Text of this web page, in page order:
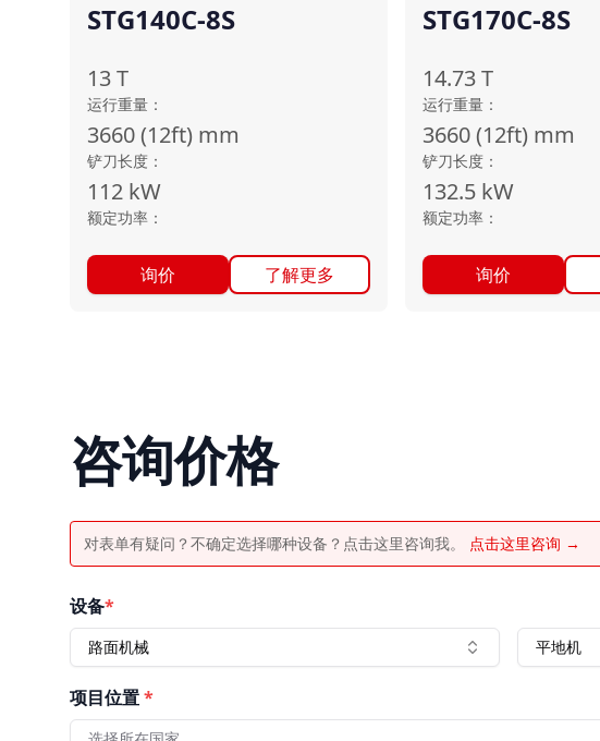
STG140C-8S
13T
运行重量 ：
3660 (12ft) mm
铲刀长度 ：
112 kW
额定功率 ：
询价 了解更多
STG170C-8S
14.73T
运行重量 ：
3660 (12ft) mm
铲刀长度 ：
132.5 kW
额定功率 ：
询价
咨询价格
对表单有疑问？不确定选择哪种设备？点击这里咨询我。 点击这里咨询 →
设备*
路面机械 平地机
项目位置*